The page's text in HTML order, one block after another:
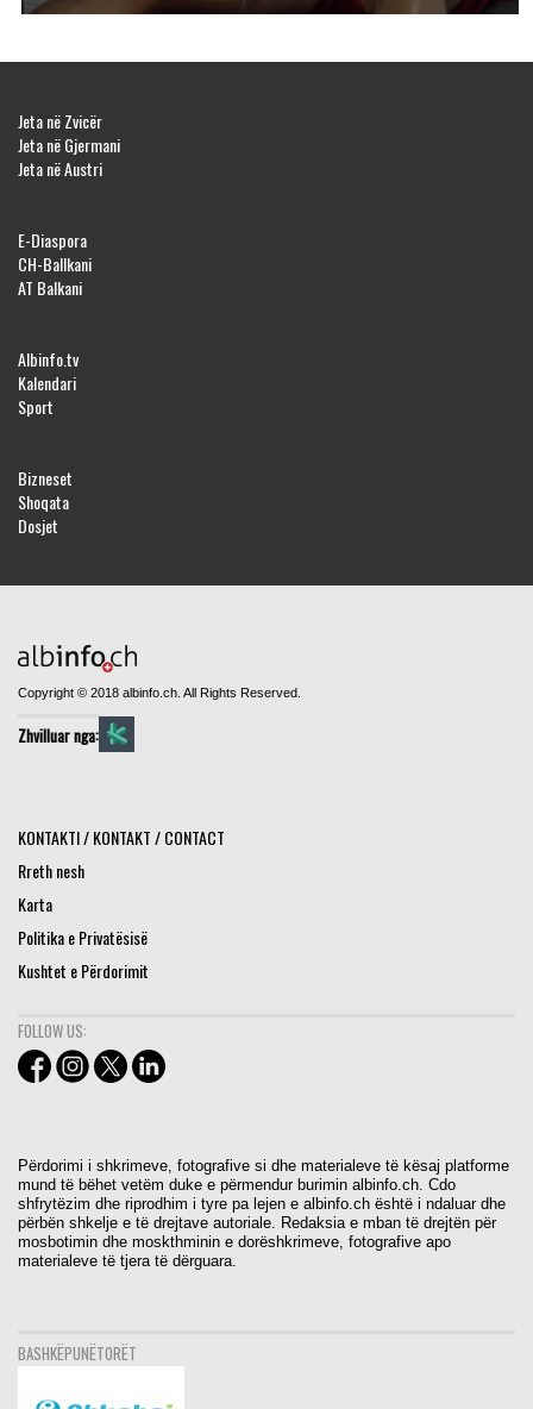
Jeta në Zvicër
Jeta në Gjermani
Jeta në Austri
E-Diaspora
CH-Ballkani
AT Balkani
Albinfo.tv
Kalendari
Sport
Bizneset
Shoqata
Dosjet
Copyright © 2018 albinfo.ch. All Rights Reserved.
Zhvilluar nga:
KONTAKTI / KONTAKT / CONTACT
Rreth nesh
Karta
Politika e Privatësisë
Kushtet e Përdorimit
FOLLOW US:
Përdorimi i shkrimeve, fotografive si dhe materialeve të kësaj platforme
mund të bëhet vetëm duke e përmendur burimin albinfo.ch. Cdo
shfrytëzim dhe riprodhim i tyre pa lejen e albinfo.ch është i ndaluar dhe
përbën shkelje e të drejtave autoriale. Redaksia e mban të drejtën për
mosbotimin dhe moskthminin e dorëshkrimeve, fotografive apo
materialeve të tjera të dërguara.
BASHKËPUNËTORËT